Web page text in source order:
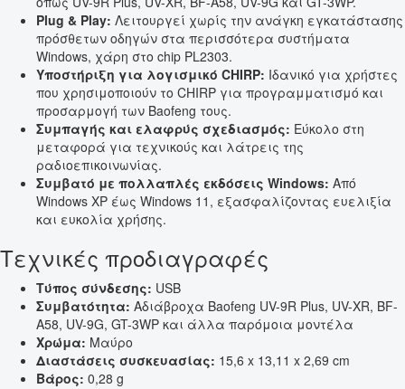
Plug & Play: Λειτουργεί χωρίς την ανάγκη εγκατάστασης
πρόσθετων οδηγών στα περισσότερα συστήματα
Windows, χάρη στο chip PL2303.
Υποστήριξη για λογισμικό CHIRP: Ιδανικό για χρήστες
που χρησιμοποιούν το CHIRP για προγραμματισμό και
προσαρμογή των Baofeng τους.
Συμπαγής και ελαφρύς σχεδιασμός: Εύκολο στη
μεταφορά για τεχνικούς και λάτρεις της
ραδιοεπικοινωνίας.
Συμβατό με πολλαπλές εκδόσεις Windows: Από
Windows XP έως Windows 11, εξασφαλίζοντας ευελιξία
και ευκολία χρήσης.
Τεχνικές προδιαγραφές
Τύπος σύνδεσης: USB
Συμβατότητα: Αδιάβροχα Baofeng UV-9R Plus, UV-XR, BF-
A58, UV-9G, GT-3WP και άλλα παρόμοια μοντέλα
Χρώμα: Μαύρο
Διαστάσεις συσκευασίας: 15,6 x 13,11 x 2,69 cm
Βάρος: 0,28 g